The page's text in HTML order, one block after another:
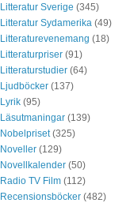
Litteratur Sverige (345)
Litteratur Sydamerika (49)
Litteraturevenemang (18)
Litteraturpriser (91)
Litteraturstudier (64)
Ljudböcker (137)
Lyrik (95)
Läsutmaningar (139)
Nobelpriset (325)
Noveller (129)
Novellkalender (50)
Radio TV Film (112)
Recensionsböcker (482)